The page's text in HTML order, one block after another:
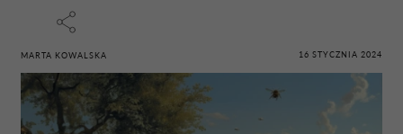
MARTA KOWALSKA 16 STYCZNIA 2024